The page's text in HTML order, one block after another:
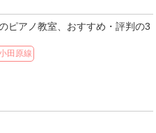
ピアノ教室、おすすめ・評判の3
田原線